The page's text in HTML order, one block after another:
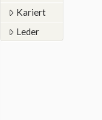
Kariert
Leder